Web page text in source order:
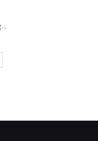
Outdoor Case für Samsung Galaxy S8 Plus - Rot